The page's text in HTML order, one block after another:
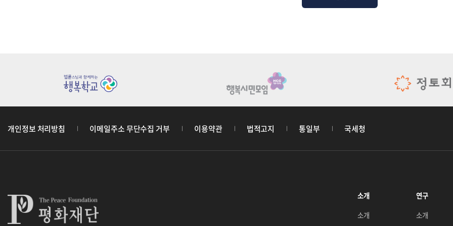
개인정보 처리방침 이메일주소 무단수집 거부 이용약관 법적고지 통일부 국세청
소개
소개
연구
소개